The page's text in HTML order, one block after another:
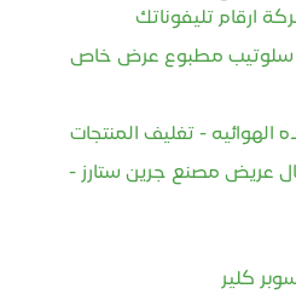
ارقام تليفوناتك
سلوتيب مطبوع عرض خاص
الهوائيه - تغليف المنتجات
عريض مصنع جرين ستارز -
كلير